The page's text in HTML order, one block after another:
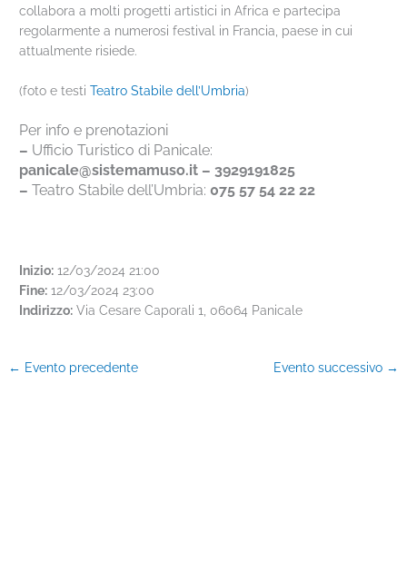
collabora a molti progetti artistici in Africa e partecipa
regolarmente a numerosi festival in Francia, paese in cui
attualmente risiede.
(foto e testiTeatro Stabile dell’Umbria)
Per info e prenotazioni
– Ufficio Turistico di Panicale:
panicale@sistemamuso.it – 3929191825
– Teatro Stabile dell’Umbria:075 57 54 22 22
Inizio: 12/03/2024 21:00
Fine: 12/03/2024 23:00
Indirizzo: Via Cesare Caporali 1, 06064 Panicale
← Evento precedente Evento successivo →